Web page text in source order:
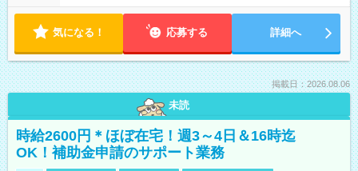
気になる！ 応募する 詳細へ
掲載日：2026.08.06
未読
時給2600円＊ほぼ在宅！週3～4日＆16時迄
OK！補助金申請のサポート業務